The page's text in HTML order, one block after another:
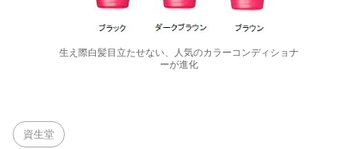
生え際白髪目立たせない、人気のカラーコンディショナ
ーが進化
資生堂